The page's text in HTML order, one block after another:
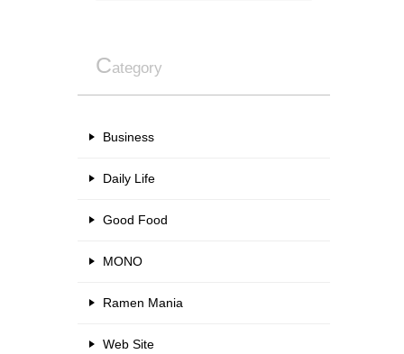
Category
Business
Daily Life
Good Food
MONO
Ramen Mania
Web Site